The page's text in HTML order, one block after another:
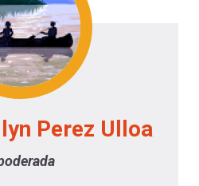
Perez Ulloa